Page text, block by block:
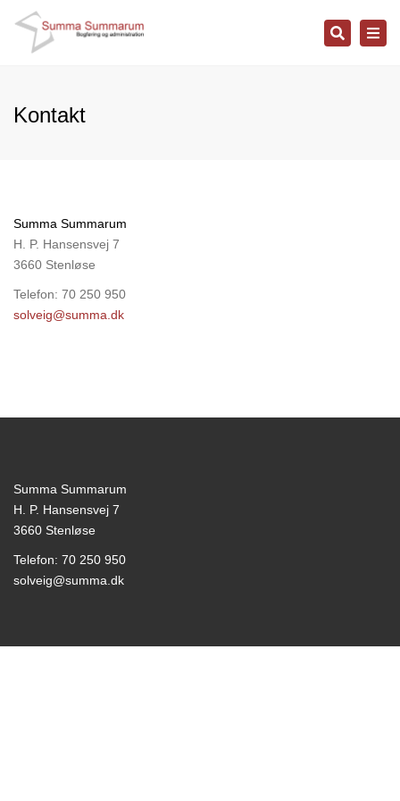
Søg
Slå
Kontakt
Summa Summarum
H. P. Hansensvej 7
3660 Stenløse
Telefon: 70 250 950
solveig@summa.dk
Summa Summarum
H. P. Hansensvej 7
3660 Stenløse
Telefon: 70 250 950
solveig@summa.dk